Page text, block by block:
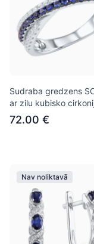
Sudraba gredzens
ar zilu kubisko
72.00 €
Nav noliktavā